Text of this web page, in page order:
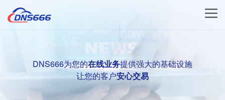
DNS666为您的在线业务提供强大的基础设施
让您的客户安心交易